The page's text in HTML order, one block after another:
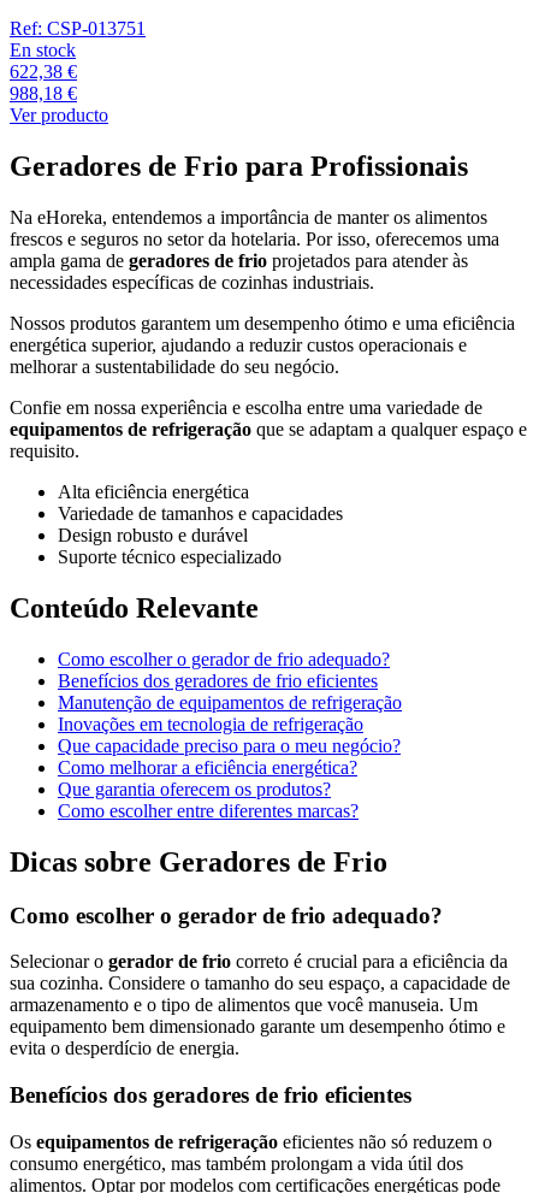
Ref: CSP-013751
En stock
622,38 €
988,18 €
Ver producto
Geradores de Frio para Profissionais
Na eHoreka, entendemos a importância de manter os alimentos
frescos e seguros no setor da hotelaria. Por isso, oferecemos uma
ampla gama de geradores de frio projetados para atender às
necessidades específicas de cozinhas industriais.
Nossos produtos garantem um desempenho ótimo e uma eficiência
energética superior, ajudando a reduzir custos operacionais e
melhorar a sustentabilidade do seu negócio.
Confie em nossa experiência e escolha entre uma variedade de
equipamentos de refrigeração que se adaptam a qualquer espaço e
requisito.
Alta eficiência energética
Variedade de tamanhos e capacidades
Design robusto e durável
Suporte técnico especializado
Conteúdo Relevante
Como escolher o gerador de frio adequado?
Benefícios dos geradores de frio eficientes
Manutenção de equipamentos de refrigeração
Inovações em tecnologia de refrigeração
Que capacidade preciso para o meu negócio?
Como melhorar a eficiência energética?
Que garantia oferecem os produtos?
Como escolher entre diferentes marcas?
Dicas sobre Geradores de Frio
Como escolher o gerador de frio adequado?
Selecionar o gerador de frio correto é crucial para a eficiência da
sua cozinha. Considere o tamanho do seu espaço, a capacidade de
armazenamento e o tipo de alimentos que você manuseia. Um
equipamento bem dimensionado garante um desempenho ótimo e
evita o desperdício de energia.
Benefícios dos geradores de frio eficientes
Os equipamentos de refrigeração eficientes não só reduzem o
consumo energético, mas também prolongam a vida útil dos
alimentos. Optar por modelos com certificações energéticas pode